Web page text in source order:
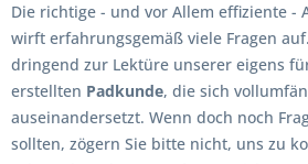
Die richtige - und vor Allem effiziente -
wirft erfahrungsgemäß viele Fragen
dringend zur Lektüre unserer eigens
erstellten Padkunde, die sich
auseinandersetzt. Wenn doch noch
sollten, zögern Sie bitte nicht, uns zu